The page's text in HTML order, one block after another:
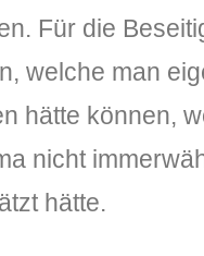
Für die
welche man
hätte können,
nicht
hätte.